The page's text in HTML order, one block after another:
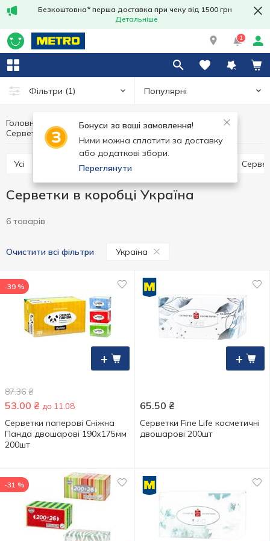
Безкоштовна* перша доставка при чеку від 1500 грн
Детальніше
1
Фільтри (1) Популярні
Бонуси за ваші замовлення!
Ними можна сплатити за доставку
або додаткові збори.
Переглянути
Головна Товари для дому
Паперові вироби
Серветки в коробці
Усі Паперові рушники
Серветки в коробці Україна
6 товарів
Очистити всі фільтри Україна
+
-39 %
87.36 ₴
53.00 ₴ до 11.08
Серветки паперові Сніжна
Панда двошарові 190х175мм
200шт
+
65.50 ₴
Серветки Fine Life косметичні
двошарові 200шт
-31 %